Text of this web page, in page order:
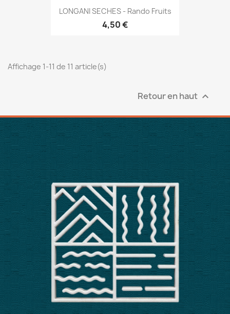
LONGANI SECHES - Rando Fruits
4,50 €
Affichage 1-11 de 11 article(s)
Retour en haut 